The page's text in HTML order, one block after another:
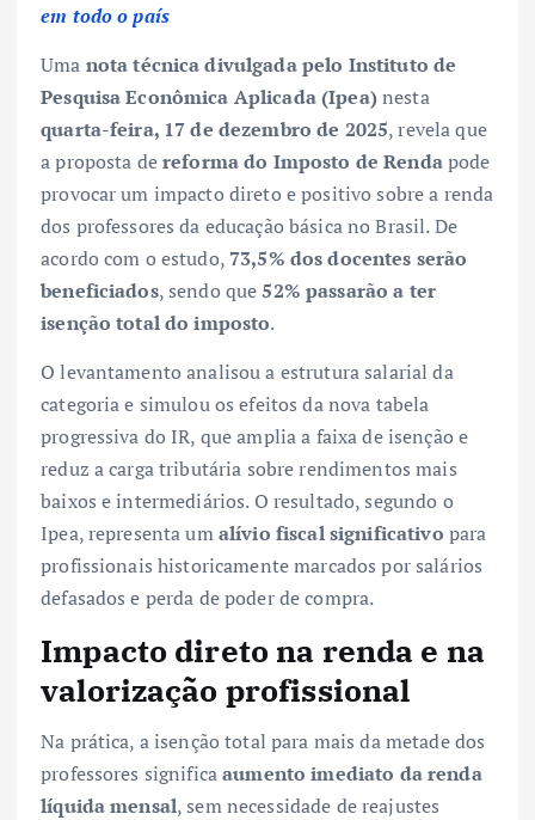
em todo o país
Uma nota técnica divulgada pelo Instituto de
Pesquisa Econômica Aplicada (Ipea)nesta
quarta-feira, 17 de dezembro de 2025, revela que
a proposta dereforma do Imposto de Rendapode
provocar um impacto direto e positivo sobre a renda
dos professores da educação básica no Brasil. De
acordo com o estudo, 73,5% dos docentes serão
beneficiados, sendo que52% passarão a ter
isenção total do imposto.
O levantamento analisou a estrutura salarial da
categoria e simulou os efeitos da nova tabela
progressiva do IR, que amplia a faixa de isenção e
reduz a carga tributária sobre rendimentos mais
baixos e intermediários. O resultado, segundo o
Ipea, representa umalívio fiscal significativo para
profissionais historicamente marcados por salários
defasados e perda de poder de compra.
Impacto direto na renda e na
valorização profissional
Na prática, a isenção total para mais da metade dos
professores significaaumento imediato da renda
líquida mensal, sem necessidade de reajustes